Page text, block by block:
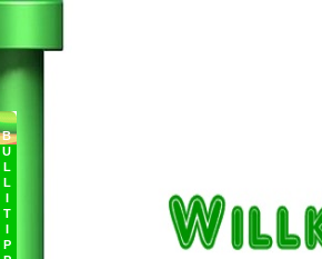
B
U
L
L
I
T
I
P